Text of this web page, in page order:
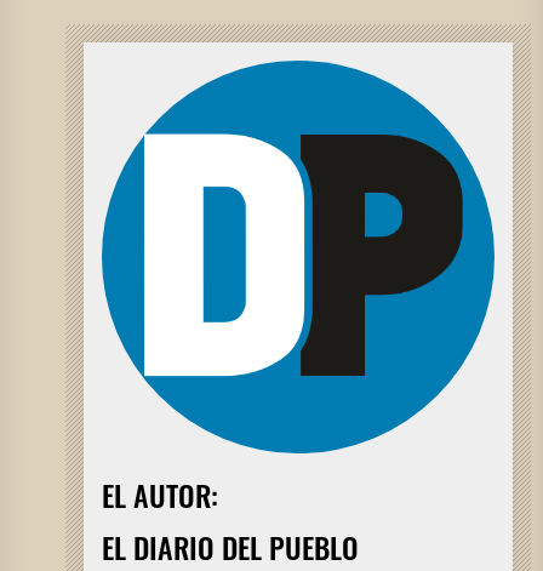
EL AUTOR:
EL DIARIO DEL PUEBLO